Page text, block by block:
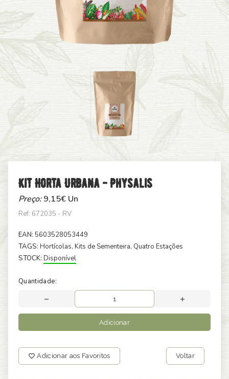
Kit Horta Urbana - Physalis
Preço:9,15€ Un
Ref: 672035 - RV
EAN: 5603528053449
TAGS: Hortícolas, Kits de Sementeira, Quatro Estações
STOCK: Disponível
Quantidade:
Adicionar
Adicionar aos Favoritos Voltar